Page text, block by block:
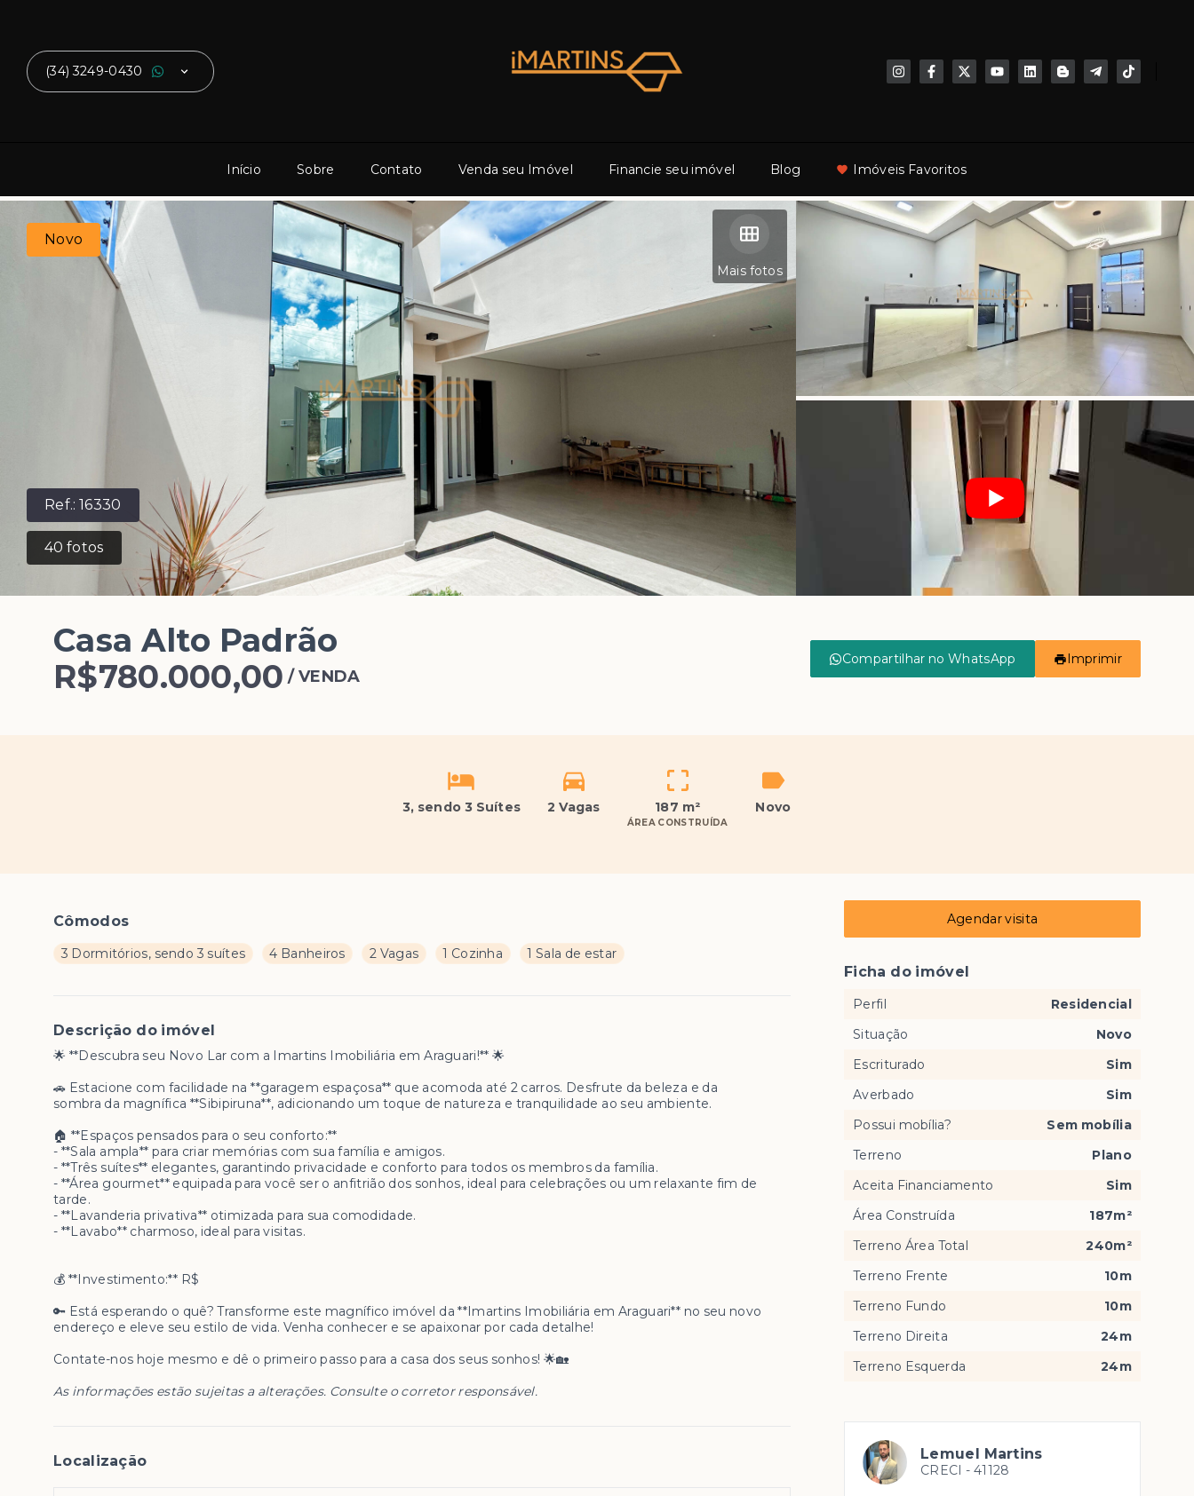
(34) 3249-0430
Início Sobre Contato Venda seu Imóvel Financie seu imóvel Blog Imóveis Favoritos
Ref.:16330
40 fotos
Mais fotos
Novo
Casa Alto Padrão
R$780.000,00 /VENDA
Compartilhar no WhatsApp Imprimir
3, sendo 3 Suítes 2 Vagas 187 m²
ÁREA CONSTRUÍDA
Novo
Cômodos
3 Dormitórios, sendo 3 suítes 4 Banheiros 2 Vagas 1 Cozinha 1 Sala de estar
Descrição do imóvel
🌟 **Descubra seu Novo Lar com a Imartins Imobiliária em Araguari!** 🌟
🚗 Estacione com facilidade na **garagem espaçosa** que acomoda até 2 carros. Desfrute da beleza e da
sombra da magnífica **Sibipiruna**, adicionando um toque de natureza e tranquilidade ao seu ambiente.
🏠 **Espaços pensados para o seu conforto:**
- **Sala ampla** para criar memórias com sua família e amigos.
- **Três suítes** elegantes, garantindo privacidade e conforto para todos os membros da família.
- **Área gourmet** equipada para você ser o anfitrião dos sonhos, ideal para celebrações ou um relaxante fim de
tarde.
- **Lavanderia privativa** otimizada para sua comodidade.
- **Lavabo** charmoso, ideal para visitas.
💰 **Investimento:** R$
🔑 Está esperando o quê? Transforme este magnífico imóvel da **Imartins Imobiliária em Araguari** no seu novo
endereço e eleve seu estilo de vida. Venha conhecer e se apaixonar por cada detalhe!
Contate-nos hoje mesmo e dê o primeiro passo para a casa dos seus sonhos! 🌟🏡
As informações estão sujeitas a alterações. Consulte o corretor responsável.
Localização
Agendar visita
Ficha do imóvel
Perfil
Residencial
Situação
Novo
Escriturado
Sim
Averbado
Sim
Possui mobília?
Sem mobília
Terreno
Plano
Aceita Financiamento
Sim
Área Construída
187m²
Terreno Área Total
240m²
Terreno Frente
10m
Terreno Fundo
10m
Terreno Direita
24m
Terreno Esquerda
24m
Lemuel Martins
CRECI -41128